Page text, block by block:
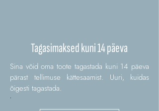
Tagasimaksed kuni 14 päeva
Sina võid oma toote tagastada kuni 14 päeva
pärast tellimuse kättesaamist. Uuri, kuidas
õigesti tagastada.